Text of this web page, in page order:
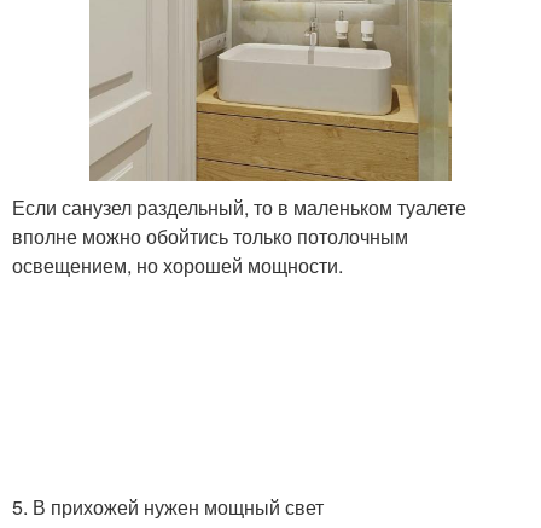
Если санузел раздельный, то в маленьком туалете
вполне можно обойтись только потолочным
освещением, но хорошей мощности.
5. В прихожей нужен мощный свет